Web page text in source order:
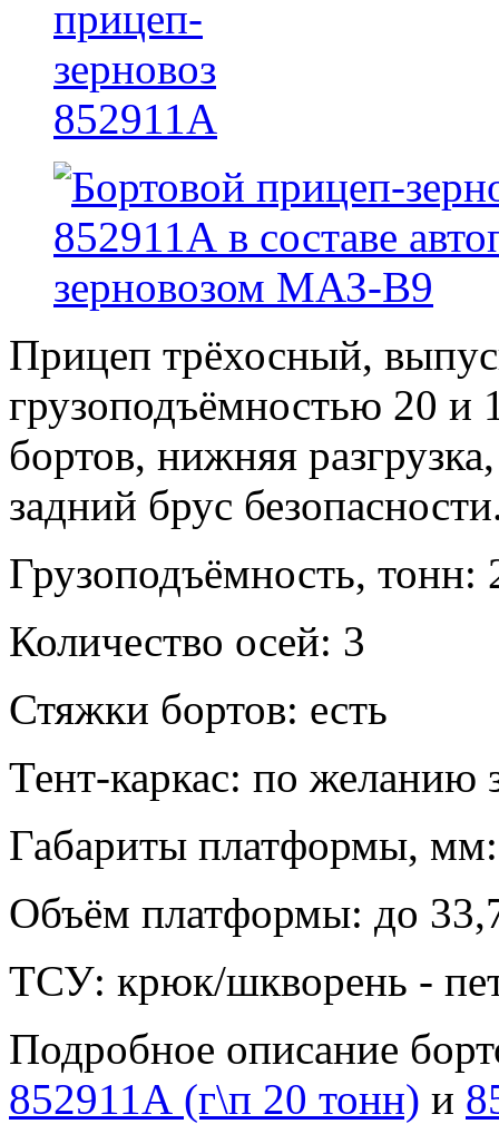
Прицеп трёхосный,
грузоподъёмностью 20 и
бортов, нижняя
задний брус
Грузоподъёмность, тонн:
Количество осей: 3
Стяжки бортов: есть
Тент-каркас: по желанию
Габариты платформы,
Объём платформы: до
ТСУ: крюк/шкворень -
Подробное описание
852911А (г\п 20 тонн) и